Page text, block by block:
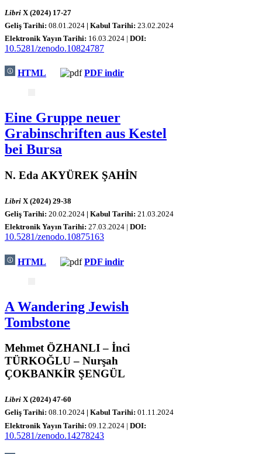
Libri X (2024) 17-27
Geliş Tarihi: 08.01.2024 | Kabul Tarihi: 23.02.2024
Elektronik Yayın Tarihi: 16.03.2024 | DOI:
10.5281/zenodo.10824787
HTML PDF indir
Eine Gruppe neuer
Grabinschriften aus Kestel
bei Bursa
N. Eda AKYÜREK ŞAHİN
Libri X (2024) 29-38
Geliş Tarihi: 20.02.2024 | Kabul Tarihi: 21.03.2024
Elektronik Yayın Tarihi: 27.03.2024 | DOI:
10.5281/zenodo.10875163
HTML PDF indir
A Wandering Jewish
Tombstone
Mehmet ÖZHANLI – İnci
TÜRKOĞLU – Nurşah
ÇOKBANKİR ŞENGÜL
Libri X (2024) 47-60
Geliş Tarihi: 08.10.2024 | Kabul Tarihi: 01.11.2024
Elektronik Yayın Tarihi: 09 .12.2024 | DOI:
10.5281/zenodo.14278243